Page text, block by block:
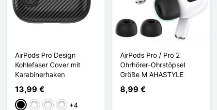
AirPods Pro Design
Kohlefaser Cover mit
Karabinerhaken
13,99 €
SchwarzViolet Foncé
Noir VertNoir Blanc
+4
AirPods Pro / Pro 2
Ohrhörer-Ohrstöpsel
Größe M AHASTYLE
8,99 €